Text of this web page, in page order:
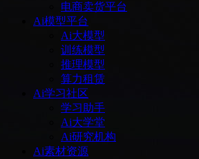
电商卖货平台
Ai模型平台
Ai大模型
训练模型
推理模型
算力租赁
Ai学习社区
学习助手
Ai大学堂
Ai研究机构
Ai素材资源